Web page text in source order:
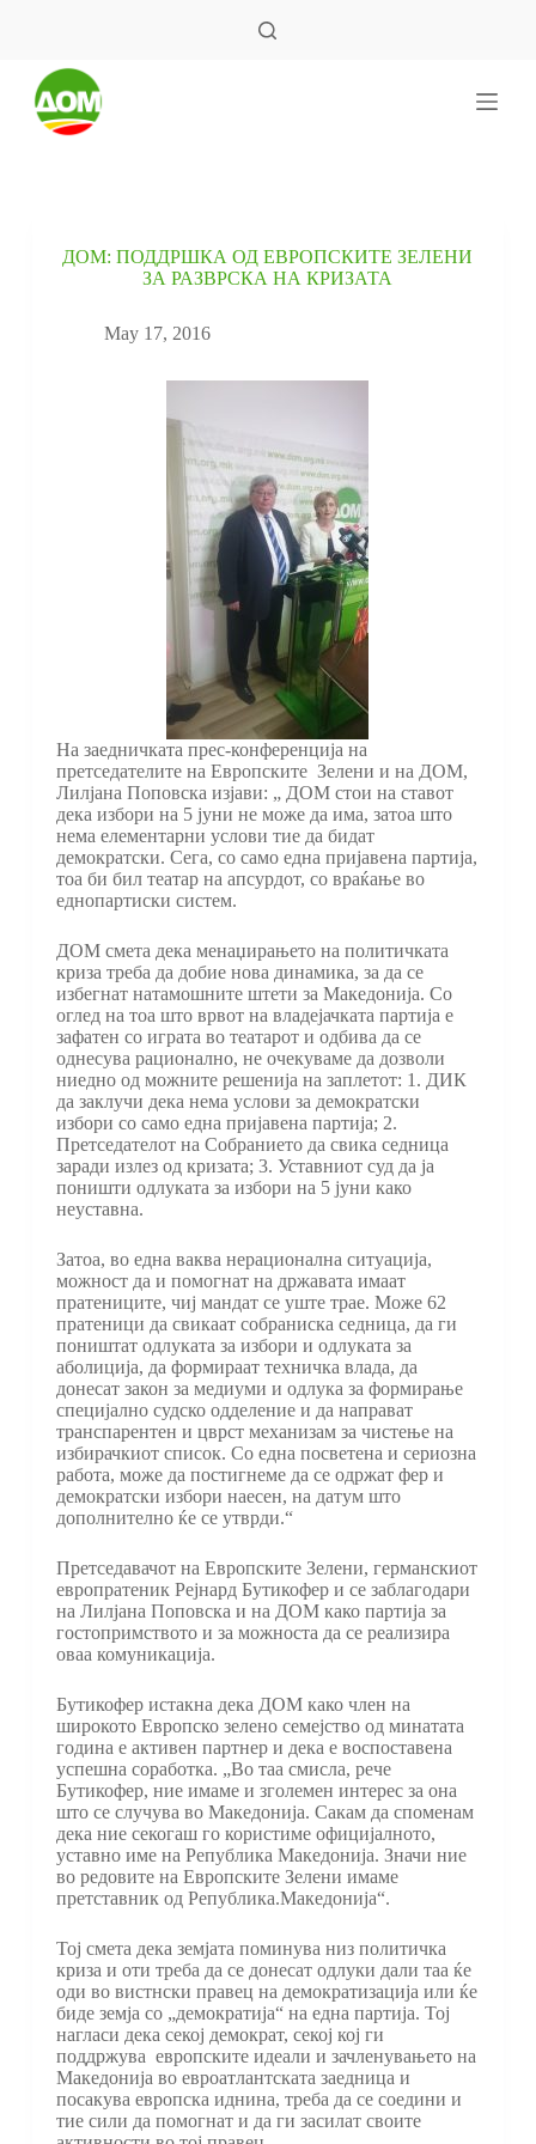
ДОМ: ПОДДРШКА ОД ЕВРОПСКИТЕ ЗЕЛЕНИ
ЗА РАЗВРСКА НА КРИЗАТА
May 17, 2016
На заедничката прес-конференција на
претседателите на Европските Зелени и на ДОМ,
Лилјана Поповска изјави: „ ДОМ стои на ставот
дека избори на 5 јуни не може да има, затоа што
нема елементарни услови тие да бидат
демократски. Сега, со само една пријавена партија,
тоа би бил театар на апсурдот, со враќање во
еднопартиски систем.
ДОМ смета дека менаџирањето на политичката
криза треба да добие нова динамика, за да се
избегнат натамошните штети за Македонија. Со
оглед на тоа што врвот на владејачката партија е
зафатен со играта во театарот и одбива да се
однесува рационално, не очекуваме да дозволи
ниедно од можните решенија на заплетот: 1. ДИК
да заклучи дека нема услови за демократски
избори со само една пријавена партија; 2.
Претседателот на Собранието да свика седница
заради излез од кризата; 3. Уставниот суд да ја
поништи одлуката за избори на 5 јуни како
неуставна.
Затоа, во една ваква нерационална ситуација,
можност да и помогнат на државата имаат
пратениците, чиј мандат се уште трае. Може 62
пратеници да свикаат собраниска седница, да ги
поништат одлуката за избори и одлуката за
аболиција, да формираат техничка влада, да
донесат закон за медиуми и одлука за формирање
специјално судско одделение и да направат
транспарентен и цврст механизам за чистење на
избирачкиот список. Со една посветена и сериозна
работа, може да постигнеме да се одржат фер и
демократски избори наесен, на датум што
дополнително ќе се утврди.“
Претседавачот на Европските Зелени, германскиот
европратеник Рејнард Бутикофер и се заблагодари
на Лилјана Поповска и на ДОМ како партија за
гостопримството и за можноста да се реализира
оваа комуникација.
Бутикофер истакна дека ДОМ како член на
широкото Европско зелено семејство од минатата
година е активен партнер и дека е воспоставена
успешна соработка. „Во таа смисла, рече
Бутикофер, ние имаме и зголемен интерес за она
што се случува во Македонија. Сакам да споменам
дека ние секогаш го користиме официјалното,
уставно име на Република Македонија. Значи ние
во редовите на Европските Зелени имаме
претставник од Република.Македонија“.
Тој смета дека земјата поминува низ политичка
криза и оти треба да се донесат одлуки дали таа ќе
оди во вистнски правец на демократизација или ќе
биде земја со „демократија“ на една партија. Тој
нагласи дека секој демократ, секој кој ги
поддржува европските идеали и зачленувањето на
Македонија во евроатлантската заедница и
посакува европска иднина, треба да се соедини и
тие сили да помогнат и да ги засилат своите